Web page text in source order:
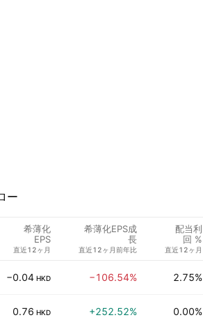
ー
希薄化
EPS
直近12ヶ月
希薄化EPS成
長
直近12ヶ月前年比
配当利
回 %
直近12ヶ月
−0.04 HKD −106.54% 2.75%
0.76 HKD +252.52% 0.00%